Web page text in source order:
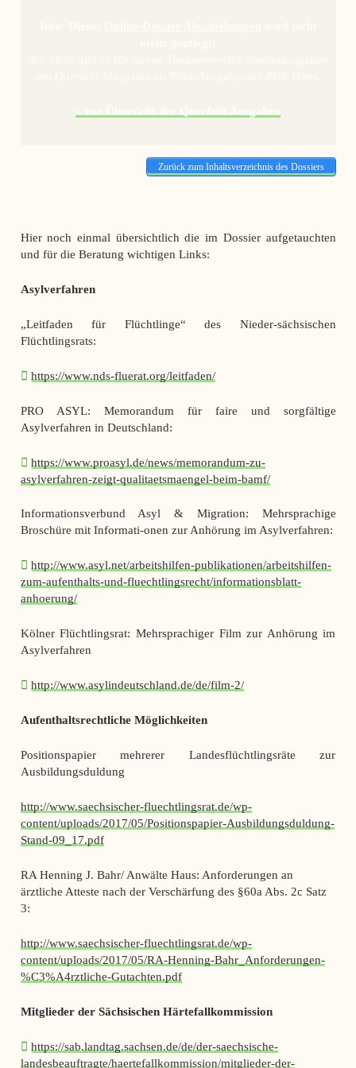
Zurück zum Inhaltsverzeichnis des Dossiers
Hier noch einmal übersichtlich die im Dossier aufgetauchten
und für die Beratung wichtigen Links:
Asylverfahren
„Leitfaden für Flüchtlinge“ des Nieder-sächsischen
Flüchtlingsrats:
https://www.nds-fluerat.org/leitfaden/
PRO ASYL: Memorandum für faire und sorgfältige
Asylverfahren in Deutschland:
https://www.proasyl.de/news/memorandum-zu-
asylverfahren-zeigt-qualitaetsmaengel-beim-bamf/
Informationsverbund Asyl & Migration: Mehrsprachige
Broschüre mit Informati-onen zur Anhörung im Asylverfahren:
http://www.asyl.net/arbeitshilfen-publikationen/arbeitshilfen-
zum-aufenthalts-und-fluechtlingsrecht/informationsblatt-
anhoerung/
Kölner Flüchtlingsrat: Mehrsprachiger Film zur Anhörung im
Asylverfahren
http://www.asylindeutschland.de/de/film-2/
Aufenthaltsrechtliche Möglichkeiten
Positionspapier mehrerer Landesflüchtlingsräte zur
Ausbildungsduldung
http://www.saechsischer-fluechtlingsrat.de/wp-
content/uploads/2017/05/Positionspapier-Ausbildungsduldung-
Stand-09_17.pdf
RA Henning J. Bahr/ Anwälte Haus: Anforderungen an
ärztliche Atteste nach der Verschärfung des §60a Abs. 2c Satz
3:
http://www.saechsischer-fluechtlingsrat.de/wp-
content/uploads/2017/05/RA-Henning-Bahr_Anforderungen-
%C3%A4rztliche-Gutachten.pdf
Mitglieder der Sächsischen Härtefallkommission
https://sab.landtag.sachsen.de/de/der-saechsische-
landesbeauftragte/haertefallkommission/mitglieder-der-